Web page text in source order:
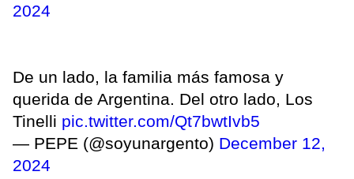
2024
De un lado, la familia más famosa y
querida de Argentina. Del otro lado, Los
Tinelli pic.twitter.com/Qt7bwtIvb5
— PEPE (@soyunargento) December 12,
2024